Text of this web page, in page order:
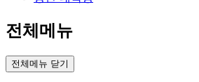
전체메뉴
전체메뉴 닫기